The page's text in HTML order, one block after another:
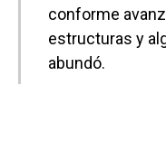
conforme
estructuras y
abundó.